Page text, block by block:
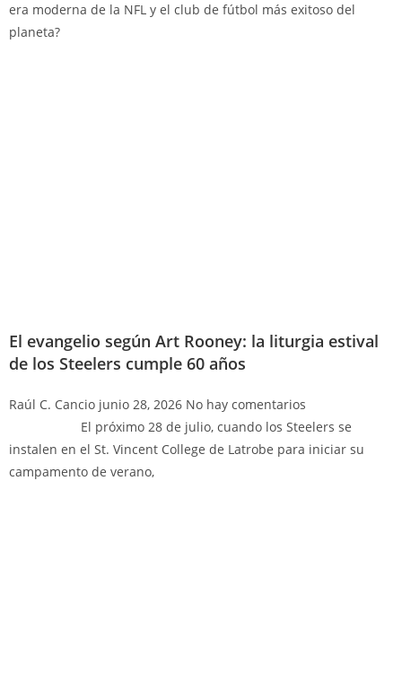
era moderna de la NFL y el club de fútbol más exitoso del
planeta?
El evangelio según Art Rooney: la liturgia estival
de los Steelers cumple 60 años
Raúl C. Cancio junio 28, 2026 No hay comentarios
El próximo 28 de julio, cuando los Steelers se
instalen en el St. Vincent College de Latrobe para iniciar su
campamento de verano,